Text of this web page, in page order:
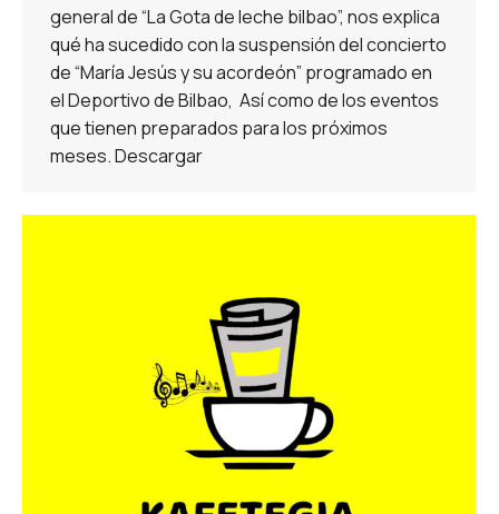
general de “La Gota de leche bilbao”, nos explica
qué ha sucedido con la suspensión del concierto
de “María Jesús y su acordeón” programado en
el Deportivo de Bilbao, Así como de los eventos
que tienen preparados para los próximos
meses. Descargar